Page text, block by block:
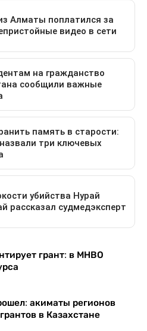
грант: в МНВО
акиматы регионов
в Казахстане